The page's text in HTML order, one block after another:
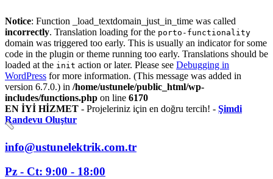
Notice: Function _load_textdomain_just_in_time was called
incorrectly. Translation loading for the porto-functionality
domain was triggered too early. This is usually an indicator for some
code in the plugin or theme running too early. Translations should be
loaded at the init action or later. Please see Debugging in
WordPress for more information. (This message was added in
version 6.7.0.) in /home/ustunele/public_html/wp-
includes/functions.php on line 6170
EN İYİ HİZMET - Projeleriniz için en doğru tercih! - Şimdi
Randevu Oluştur
info@ustunelektrik.com.tr
Pz - Ct: 9:00 - 18:00